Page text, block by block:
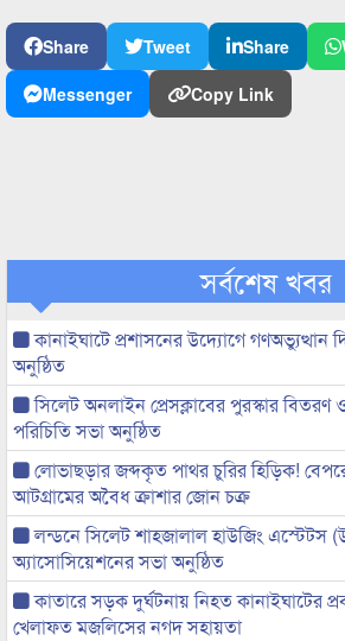
Share Tweet Share
Messenger
Copy Link
সর্বশেষ খবর
কানাইঘাটে প্রশাসনের উদ্যোগে
অনুষ্ঠিত
সিলেট অনলাইন প্রেসক্লাবের পুরস্কার
পরিচিতি সভা অনুষ্ঠিত
লোভাছড়ার জব্দকৃত পাথর চুরির হিড়িক!
আটগ্রামের অবৈধ ক্রাশার জোন চক্র
লন্ডনে সিলেট শাহজালাল হাউজিং এস্টেটস
অ্যাসোসিয়েশনের সভা অনুষ্ঠিত
কাতারে সড়ক দুর্ঘটনায় নিহত কানাইঘাটের
খেলাফত মজলিসের নগদ সহায়তা